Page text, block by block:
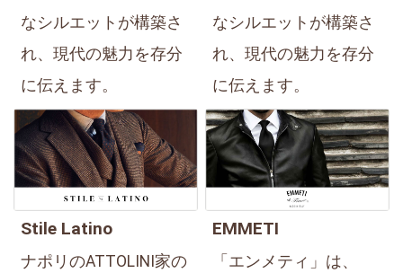
なシルエットが構築さ
れ、現代の魅力を存分
に伝えます。
なシルエットが構築さ
れ、現代の魅力を存分
に伝えます。
Stile Latino
ナポリのATTOLINI家の
EMMETI
「エンメティ」は、